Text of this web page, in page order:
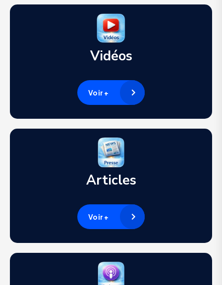
Vidéos
Voir +
Articles
Voir +